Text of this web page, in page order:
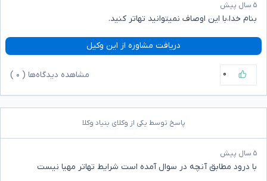
۵ سال پیش
بنام خدا،با این اوصاف نمیتوانید تهاتر کنید.
دریافت مشاوره از این وکیل
۰ مشاهده دیدگاه‌ها ( ۰
پاسخ توسط یکی از وکلای بنیاد وکلا
۵ سال پیش
با درود مطابق آنچه در سوال آمده است شرایط تهاتر مهیا نیست